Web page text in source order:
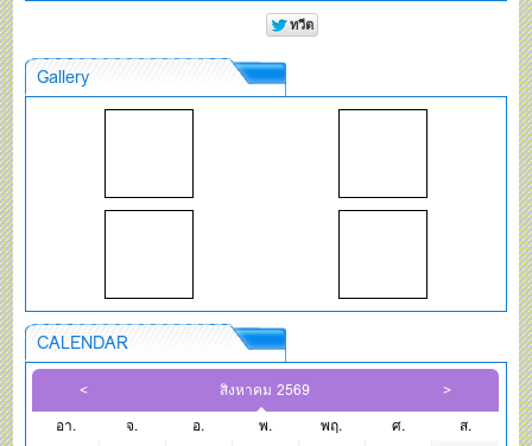
Gallery
CALENDAR
สิงหาคม 2569
อา.
จ. อ. พ. พฤ. ศ. ส.